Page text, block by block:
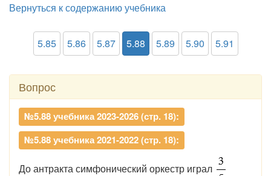
Вернуться к содержанию учебника
5.85 5.86 5.87 5.88 5.89 5.90 5.91
Вопрос
№5.88 учебника 2023-2026 (стр. 18):
№5.88 учебника 2021-2022 (стр. 18):
До антракта симфонический оркестр играл